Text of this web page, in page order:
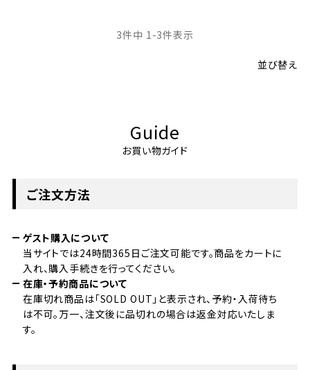
並び替え
3件中 1-3件表示
Guide
お買い物ガイド
ご注文方法
ゲスト購入について
当サイトでは24時間365日ご注文可能です。商品をカートに
入れ、購入手続きを行ってください。
在庫・予約商品について
在庫切れ商品は「SOLD OUT」と表示され、予約・入荷待ち
は不可。万一、注文後に品切れの場合は返金対応いたしま
す。